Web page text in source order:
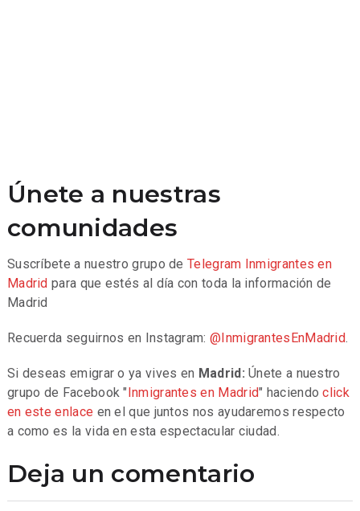
Únete a nuestras
comunidades
Suscríbete a nuestro grupo deTelegram Inmigrantes en
Madrid para que estés al día con toda la información de
Madrid
Recuerda seguirnos en Instagram: @InmigrantesEnMadrid.
Si deseas emigrar o ya vives en Madrid:Únete a nuestro
grupo de Facebook "Inmigrantes en Madrid" haciendoclick
en este enlace en el que juntos nos ayudaremos respecto
a como es la vida en esta espectacular ciudad.
Deja un comentario